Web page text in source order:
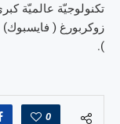
تكنولوجيّة عالميّة
زوكربورغ ( فايسبوك)
).
0